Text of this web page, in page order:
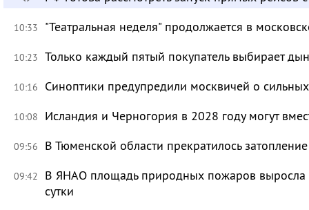
10:33 "Театральная неделя" продолжается в
10:23 Только каждый пятый покупатель выбирает
10:16 Синоптики предупредили москвичей о
10:08 Исландия и Черногория в 2028 году могут
09:56 В Тюменской области прекратилось
09:42
В ЯНАО площадь природных пожаров выросла
сутки